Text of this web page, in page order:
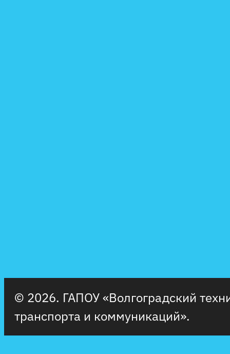
© 2026. ГАПОУ «Волгоградский
транспорта и коммуникаций».